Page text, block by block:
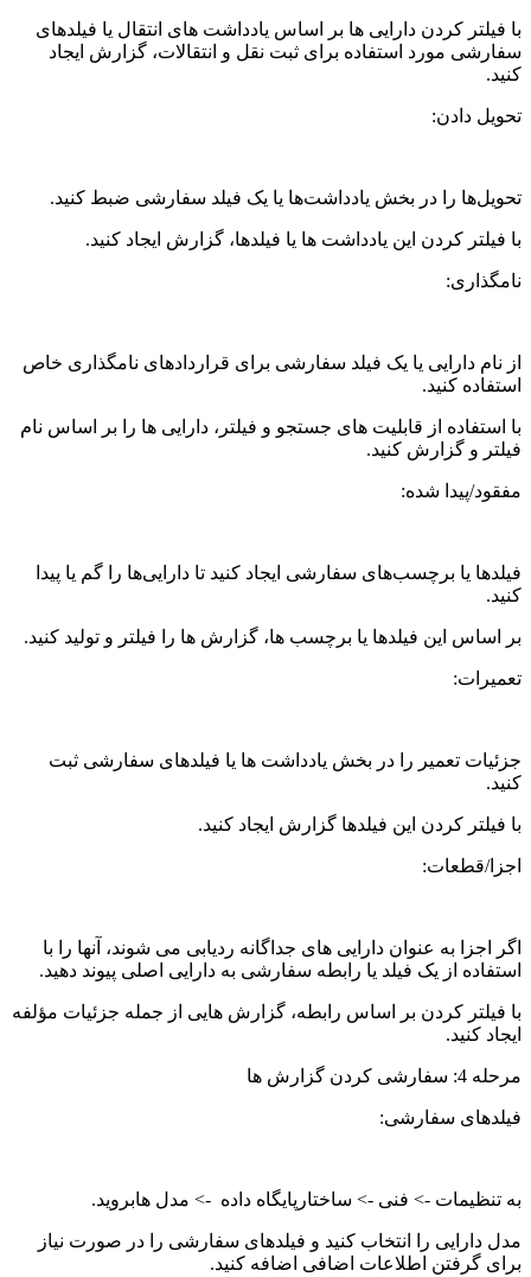
با فیلتر کردن دارایی ها بر اساس یادداشت های انتقال یا فیلدهای
سفارشی مورد استفاده برای ثبت نقل و انتقالات، گزارش ایجاد
کنید.
تحویل دادن:
تحویل‌ها را در بخش یادداشت‌ها یا یک فیلد سفارشی ضبط کنید.
با فیلتر کردن این یادداشت ها یا فیلدها، گزارش ایجاد کنید.
نامگذاری:
از نام دارایی یا یک فیلد سفارشی برای قراردادهای نامگذاری خاص
استفاده کنید.
با استفاده از قابلیت های جستجو و فیلتر، دارایی ها را بر اساس نام
فیلتر و گزارش کنید.
مفقود/پیدا شده:
فیلدها یا برچسب‌های سفارشی ایجاد کنید تا دارایی‌ها را گم یا پیدا
کنید.
بر اساس این فیلدها یا برچسب ها، گزارش ها را فیلتر و تولید کنید.
تعمیرات:
جزئیات تعمیر را در بخش یادداشت ها یا فیلدهای سفارشی ثبت
کنید.
با فیلتر کردن این فیلدها گزارش ایجاد کنید.
اجزا/قطعات:
اگر اجزا به عنوان دارایی های جداگانه ردیابی می شوند، آنها را با
استفاده از یک فیلد یا رابطه سفارشی به دارایی اصلی پیوند دهید.
با فیلتر کردن بر اساس رابطه، گزارش هایی از جمله جزئیات مؤلفه
ایجاد کنید.
مرحله 4: سفارشی کردن گزارش ها
فیلدهای سفارشی:
به تنظیمات -> فنی -> ساختارپایگاه داده -> مدل هابروید.
مدل دارایی را انتخاب کنید و فیلدهای سفارشی را در صورت نیاز
برای گرفتن اطلاعات اضافی اضافه کنید.